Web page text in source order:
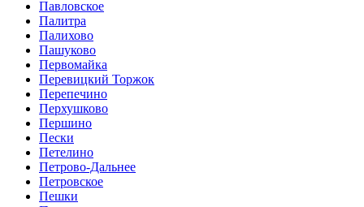
Павловское
Палитра
Палихово
Пашуково
Первомайка
Перевицкий Торжок
Перепечино
Перхушково
Першино
Пески
Петелино
Петрово-Дальнее
Петровское
Пешки